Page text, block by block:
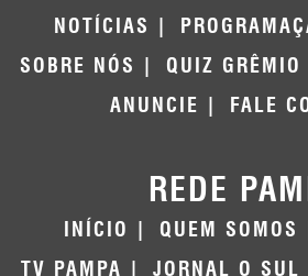
NOTÍCIAS
SOBRE NÓS
QUIZ GRÊMIO
ANUNCIE
FALE
REDE
INÍCIO QUEM SOMOS
TV PAMPA
JORNAL O SUL